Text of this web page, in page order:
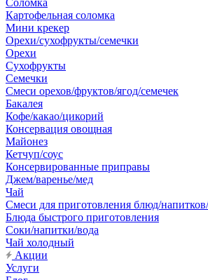
Соломка
Картофельная соломка
Мини крекер
Орехи/сухофрукты/семечки
Орехи
Сухофрукты
Семечки
Смеси орехов/фруктов/ягод/семечек
Бакалея
Кофе/какао/цикорий
Консервация овощная
Майонез
Кетчуп/соус
Консервированные приправы
Джем/варенье/мед
Чай
Смеси для приготовления блюд/
Блюда быстрого приготовления
Соки/напитки/вода
Чай холодный
Акции
Услуги